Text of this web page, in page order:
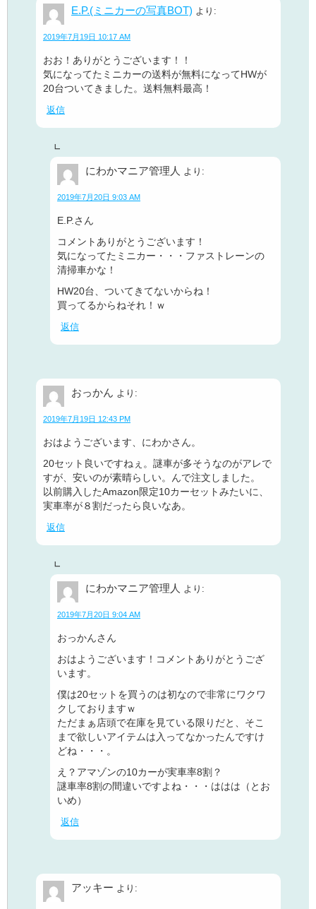
E.P.(ミニカーの写真BOT) より:
2019年7月19日 10:17 AM
おお！ありがとうございます！！
気になってたミニカーの送料が無料になってHWが
20台ついてきました。送料無料最高！
返信
にわかマニア管理人 より:
2019年7月20日 9:03 AM
E.P.さん
コメントありがとうございます！
気になってたミニカー・・・ファストレーンの
清掃車かな！
HW20台、ついてきてないからね！
買ってるからねそれ！ｗ
返信
おっかん より:
2019年7月19日 12:43 PM
おはようございます、にわかさん。
20セット良いですねぇ。謎車が多そうなのがアレで
すが、安いのが素晴らしい。んで注文しました。
以前購入したAmazon限定10カーセットみたいに、
実車率が８割だったら良いなあ。
返信
にわかマニア管理人 より:
2019年7月20日 9:04 AM
おっかんさん
おはようございます！コメントありがとうござ
います。
僕は20セットを買うのは初なので非常にワクワ
クしておりますｗ
ただまぁ店頭で在庫を見ている限りだと、そこ
まで欲しいアイテムは入ってなかったんですけ
どね・・・。
え？アマゾンの10カーが実車率8割？
謎車率8割の間違いですよね・・・ははは（とお
いめ）
返信
アッキー より: